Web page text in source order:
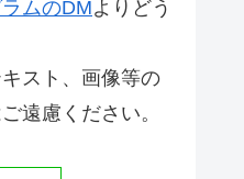
ムのDMよりどう
スト、画像等の
遠慮ください。